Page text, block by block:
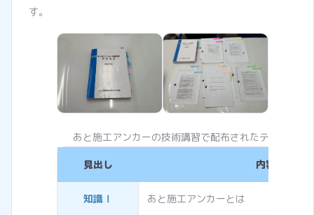
す。
あと施工アンカーの技術講習で配布されたテキストの
見出し 内容
知識Ⅰ あと施工アンカーとは